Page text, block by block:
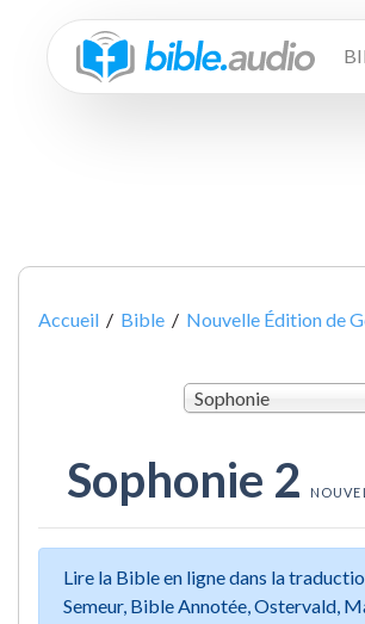
Accueil / Bible / Nouvelle Édition de
Sophonie
Sophonie 2
Lire la Bible en ligne dans la
Semeur, Bible Annotée, Ostervald,